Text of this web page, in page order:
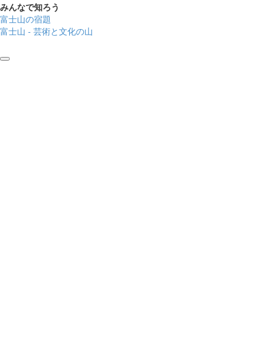
みんなで知ろう
富士山の宿題
富士山 - 芸術と文化の山